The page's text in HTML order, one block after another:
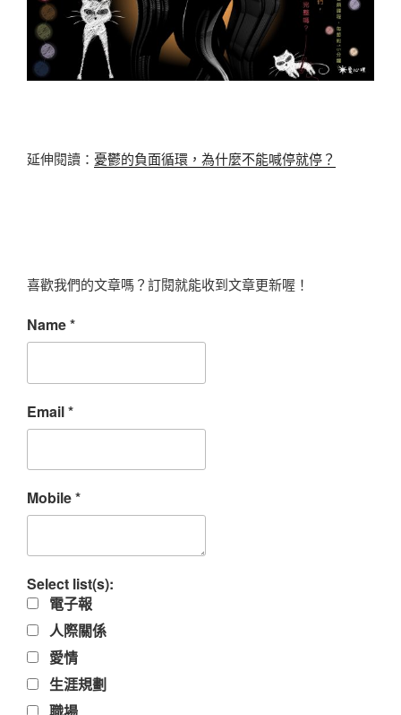
延伸閱讀： 憂鬱的負面循環，為什麼不能喊停就停？
喜歡我們的文章嗎？訂閱就能收到文章更新喔！
Name*
Email*
Mobile*
Select list(s):
電子報
人際關係
愛情
生涯規劃